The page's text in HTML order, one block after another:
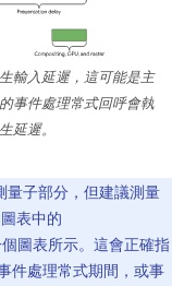
輸入延遲，這可能是主
事件處理常式回呼會執
延遲。
量子部分，但建議測量
表中的
圖表所示。這會正確指
件處理常式期間，或事